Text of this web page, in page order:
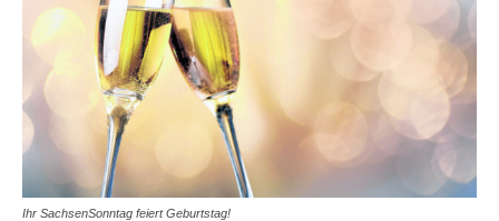
Ihr SachsenSonntag feiert Geburtstag!